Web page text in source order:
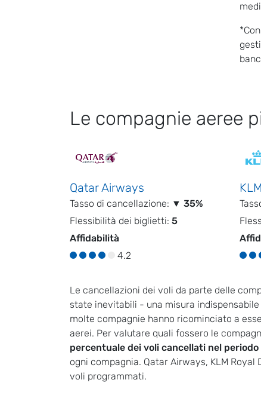
Le compagnie aeree
Qatar Airways
Tasso di cancellazione: ▼ 35%
Flessibilità dei biglietti: 5
Affidabilità
4.2
KLM
Le cancellazioni dei voli da parte delle
state inevitabili - una misura
molte compagnie hanno ricominciato a
aerei. Per valutare quali fossero le
percentuale dei voli cancellati nel
ogni compagnia. Qatar Airways, KLM
voli programmati.